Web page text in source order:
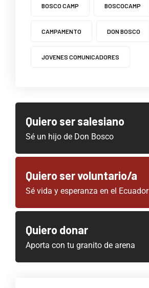
BOSCO CAMP BOSCOCAMP
CAMPAMENTO DON BOSCO
JOVENES COMUNICADORES
Quiero ser salesiano
Sé un hijo de Don Bosco
Quiero ser voluntario/a
Sé vida y esperanza en el Ecuador
Quiero donar
Aporta con tu granito de arena